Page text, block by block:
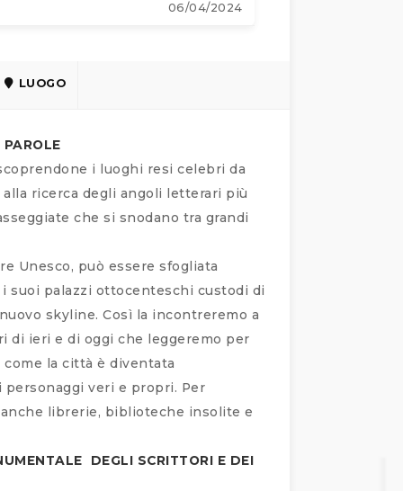
06/04/2024
LUOGO
i luoghi resi celebri da
ricerca degli angoli letterari più
che si snodano tra grandi
Unesco, può essere sfogliata
suoi palazzi ottocenteschi custodi di
skyline. Così la incontreremo a
di ieri e di oggi che leggeremo per
la città è diventata
veri e propri. Per
librerie, biblioteche insolite e
DEGLI SCRITTORI E DEI